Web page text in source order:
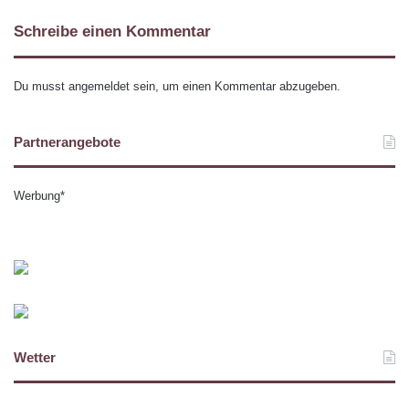
Schreibe einen Kommentar
Du musst angemeldet sein, um einen Kommentar abzugeben.
Partnerangebote
Werbung*
Wetter